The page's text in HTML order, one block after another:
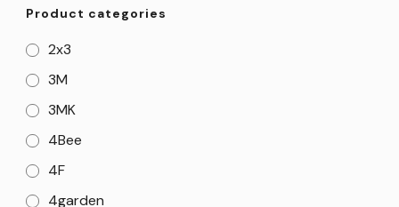
Product categories
2x3
3M
3MK
4Bee
4F
4garden